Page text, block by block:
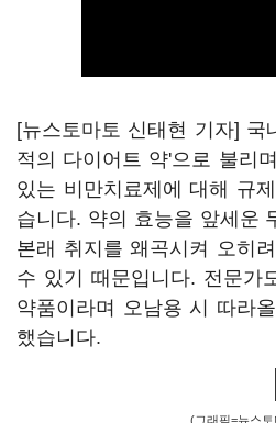
[뉴스토마토 신태현 기자] 국
적의 다이어트 약'으로 불리
있는 비만치료제에 대해 규
습니다. 약의 효능을 앞세운
본래 취지를 왜곡시켜 오히
수 있기 때문입니다. 전문가
약품이라며 오남용 시 따라
했습니다.
(그래픽=뉴스토